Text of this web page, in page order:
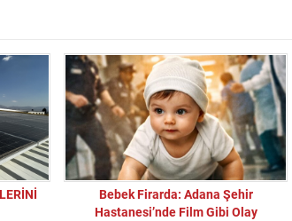
Bebek Firarda: Adana Şehir
Hastanesi’nde Film Gibi Olay